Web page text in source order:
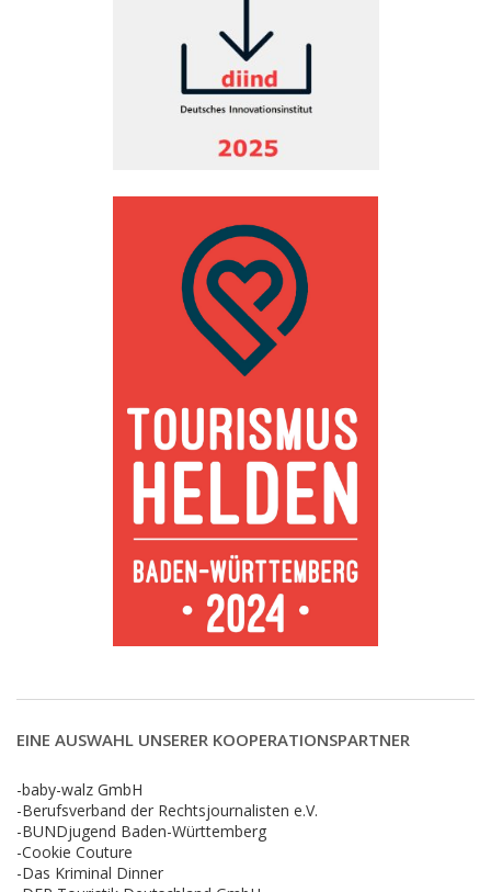
EINE AUSWAHL UNSERER KOOPERATIONSPARTNER
-baby-walz GmbH
-Berufsverband der Rechtsjournalisten e.V.
-BUNDjugend Baden-Württemberg
-Cookie Couture
-Das Kriminal Dinner